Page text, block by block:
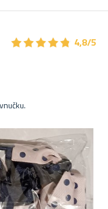
★★★★★
★★★★★ 4,8/5